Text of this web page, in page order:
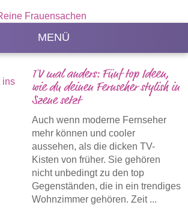
MENÜ
TV mal anders: Fünf top Ideen,
wie du deinen Fernseher stylish in
Szene setzt
Auch wenn moderne Fernseher
mehr können und cooler
aussehen, als die dicken TV-
Kisten von früher. Sie gehören
nicht unbedingt zu den top
Gegenständen, die in ein trendiges
Wohnzimmer gehören. Zeit ...